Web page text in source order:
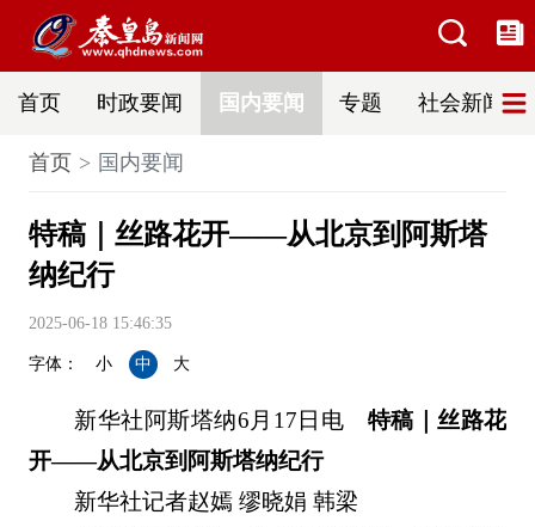
首页 时政要闻 国内要闻 专题 社会新闻
首页 国内要闻
特稿｜丝路花开——从北京到阿斯塔
纳纪行
2025-06-18 15:46:35
字体： 小 中 大
新华社阿斯塔纳6月17日电 特稿｜丝路花
开——从北京到阿斯塔纳纪行
新华社记者赵嫣 缪晓娟 韩梁